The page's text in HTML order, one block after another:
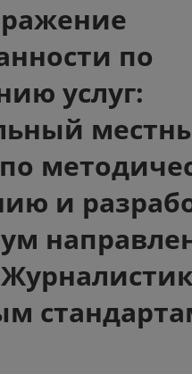
по
услуг:
и